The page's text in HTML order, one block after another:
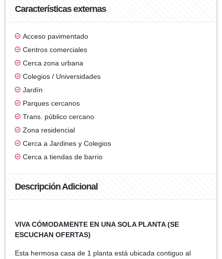
Características externas
Acceso pavimentado
Centros comerciales
Cerca zona urbana
Colegios / Universidades
Jardín
Parques cercanos
Trans. público cercano
Zona residencial
Cerca a Jardines y Colegios
Cerca a tiendas de barrio
Descripción Adicional
VIVA CÓMODAMENTE EN UNA SOLA PLANTA (SE
ESCUCHAN OFERTAS)
Esta hermosa casa de 1 planta está ubicada contiguo al